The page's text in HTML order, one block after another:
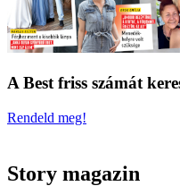
A Best friss számát
Rendeld meg!
Story magazin